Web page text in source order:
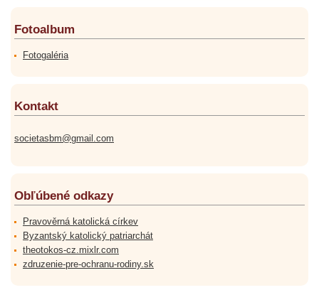
Fotoalbum
Fotogaléria
Kontakt
societasbm@gmail.com
Obľúbené odkazy
Pravověrná katolická církev
Byzantský katolický patriarchát
theotokos-cz.mixlr.com
zdruzenie-pre-ochranu-rodiny.sk